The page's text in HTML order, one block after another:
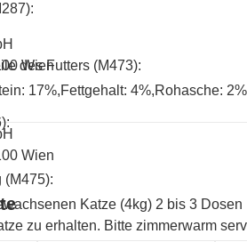
Wien
Wien
des Futters (M473):
17%,Fettgehalt: 4%,Rohasche:
(M475):
Katze (4kg) 2 bis 3
zu erhalten. Bitte zimmerwarm